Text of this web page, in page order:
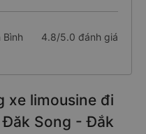
Bình 4.8/5.0 đánh giá
xe limousine đi
Đăk Song - Đắk